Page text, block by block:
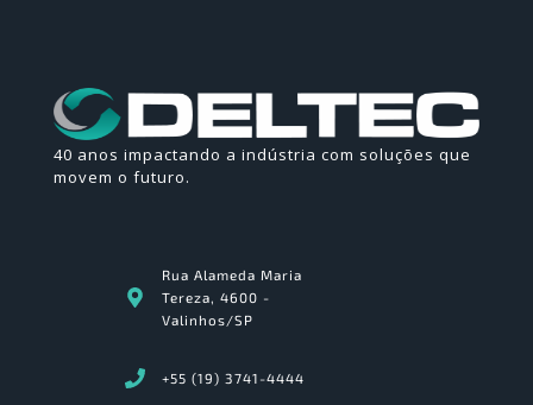
40 anos impactando a indústria com soluções que
movem o futuro.
Rua Alameda Maria
Tereza, 4600 -
Valinhos/SP
+55 (19) 3741-4444